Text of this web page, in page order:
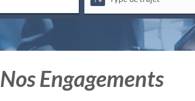
Nos Engagements